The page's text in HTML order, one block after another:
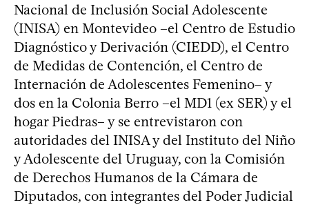
Nacional de Inclusión Social Adolescente
(INISA) en Montevideo –el Centro de Estudio
Diagnóstico y Derivación (CIEDD), el Centro
de Medidas de Contención, el Centro de
Internación de Adolescentes Femenino– y
dos en la Colonia Berro –el MD1 (ex SER) y el
hogar Piedras– y se entrevistaron con
autoridades del INISA y del Instituto del Niño
y Adolescente del Uruguay, con la Comisión
de Derechos Humanos de la Cámara de
Diputados, con integrantes del Poder Judicial